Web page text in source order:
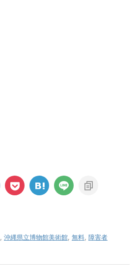
沖縄県立博物館美術館 無料 障害者